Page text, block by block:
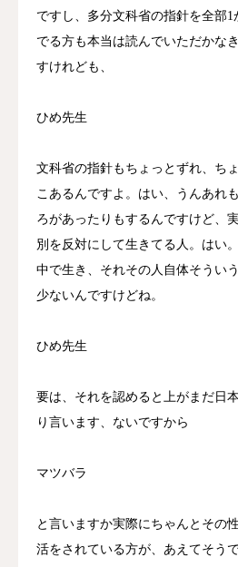
ですし、多分文科省の指針を全部1
でる方も本当は読んでいただかな
すけれども、
ひめ先生
文科省の指針もちょっとずれ、ち
こあるんですよ。はい、うんあれ
ろがあったりもするんですけど、
別を反対にして生きてる人。はい
中で生き、それその人自体そうい
少ないんですけどね。
ひめ先生
要は、それを認めると上がまだ日
り言います、ないですから
マツバラ
と言いますか実際にちゃんとその
活をされている方が、あえてそう